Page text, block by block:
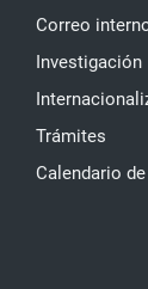
Correo
Investigación
Trámites
Calendario